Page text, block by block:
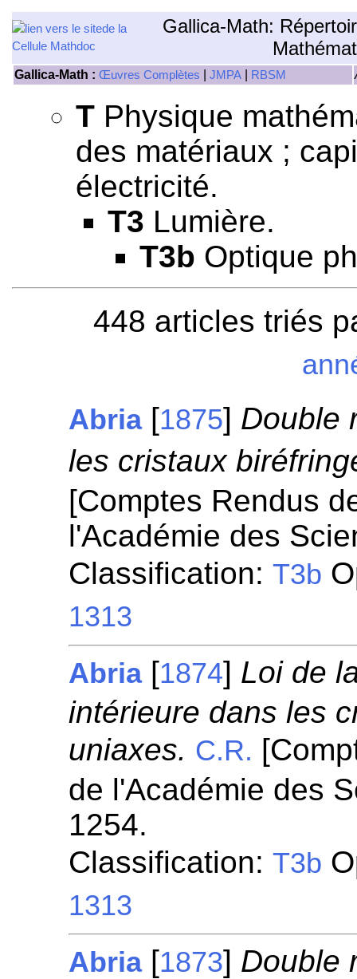
Gallica-Math:
Gallica-Math : Œuvres Complètes JMPA RBSM
T Physique
des matériaux ;
électricité.
T3 Lumière.
T3b Optique
448 articles triés
Abria [1875] Double
les cristaux
[Comptes Rendus
l'Académie des
Classification:T3b
1313
Abria [1874] Loi de
intérieure dans les
uniaxes. C.R.
de l'Académie des
1254.
Classification:T3b
1313
Abria [1873] Double